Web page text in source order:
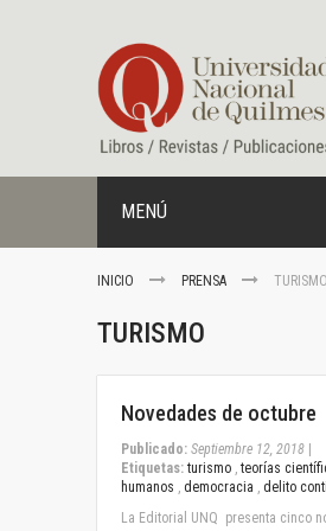
contenido
MENÚ
INICIO PRENSA TURISMO
TURISMO
Novedades de octubre
Publicado: Septiembre 12, 2018
Etiquetas: turismo , teorías
humanos , democracia , delito
La Editorial UNQ presenta cinco